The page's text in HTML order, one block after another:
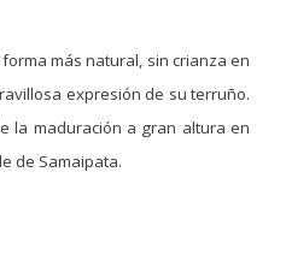
más natural, sin crianza en
expresión de su terruño.
la maduración a gran altura en
de Samaipata.